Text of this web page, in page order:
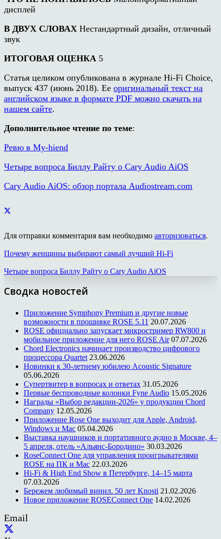
дисплей
В ДВУХ СЛОВАХ Нестандартный дизайн, отличный
звук
ИТОГОВАЯ ОЦЕНКА 5
Статья целиком опубликована в журнале Hi-Fi Choice,
выпуск 437 (июнь 2018). Ее оригинальный текст на
английском языке в формате PDF можно скачать на
нашем сайте.
Дополнительное чтение по теме:
Ревю в My-hiend
Четыре вопроса Биллу Райту о Cary Audio AiOS
Cary Audio AiOS: обзор портала Audiostream.com
Для отправки комментария вам необходимо авторизоваться.
Почему женщины выбирают самый лучший Hi-Fi
Четыре вопроса Биллу Райту о Cary Audio AiOS
Сводка новостей
Приложение Symphony Premium и другие новые
возможности в прошивке ROSE 5.11 20.07.2026
ROSE официально запускает микростример RW800 и
мобильное приложение для него ROSE Air 07.07.2026
Chord Electronics начинает производство цифрового
процессора Quartet 23.06.2026
Новинки к 30-летнему юбилею Acoustic Signature
05.06.2026
Супертвитер в вопросах и ответах 31.05.2026
Первые беспроводные колонки Fyne Audio 15.05.2026
Награды «Выбор редакции-2026» у продукции Chord
Company 12.05.2026
Приложение Rose One выходит для Apple, Android,
Windows и Mac 05.04.2026
Выставка наушников и портативного аудио в Москве, 4–
5 апреля, отель «Альянс-Бородино» 30.03.2026
RoseConnect One для управления проигрывателями
ROSE на ПК и Mac 22.03.2026
Hi-Fi & High End Show в Петербурге, 14–15 марта
07.03.2026
Бережем любимый винил. 50 лет Knosti 21.02.2026
Новое приложение ROSEConnect One 14.02.2026
Email